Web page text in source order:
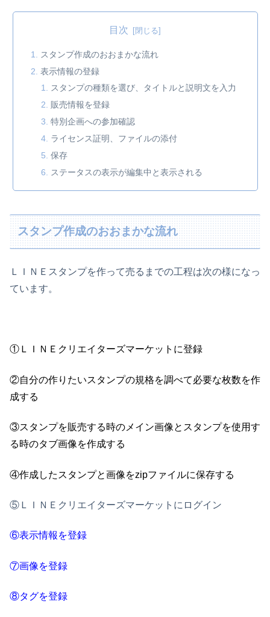
目次
スタンプ作成のおおまかな流れ
表示情報の登録
スタンプの種類を選び、タイトルと説明文を入力
販売情報を登録
特別企画への参加確認
ライセンス証明、ファイルの添付
保存
ステータスの表示が編集中と表示される
スタンプ作成のおおまかな流れ
ＬＩＮＥスタンプを作って売るまでの工程は次の様になっ
ています。
①ＬＩＮＥクリエイターズマーケットに登録
②自分の作りたいスタンプの規格を調べて必要な枚数を作
成する
③スタンプを販売する時のメイン画像とスタンプを使用す
る時のタブ画像を作成する
④作成したスタンプと画像をzipファイルに保存する
⑤ＬＩＮＥクリエイターズマーケットにログイン
⑥表示情報を登録
⑦画像を登録
⑧タグを登録